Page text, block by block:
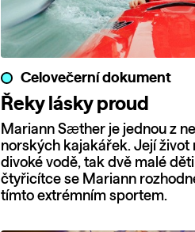
Celovečerní dokument
Řeky lásky proud
Mariann Sæther je jednou z
norských kajakářek. Její život
divoké vodě, tak dvě malé
čtyřicítce se Mariann
tímto extrémním sportem.